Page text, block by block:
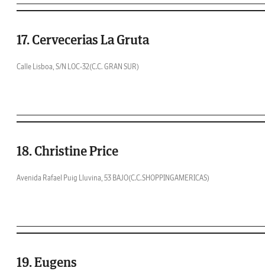
17. Cervecerias La Gruta
Calle Lisboa, S/N LOC-32(C.C. GRAN SUR)
18. Christine Price
Avenida Rafael Puig Lluvina, 53 BAJO(C.C.SHOPPINGAMERICAS)
19. Eugens